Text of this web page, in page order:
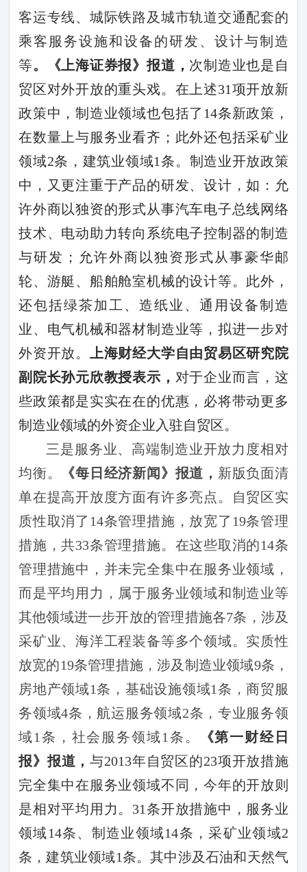
客运专线、城际铁路及城市轨道交通配套的
乘客服务设施和设备的研发、设计与制造
等。《上海证券报》报道， 次制造业也是自
贸区对外开放的重头戏。在上述31项开放新
政策中，制造业领域也包括了 14条新政策，
在数量上与服务业看齐；此外还包括采矿业
领域2条，建筑业领域1条。制造业开放政策
中，又更注重于产品的研发、设计，如：允
许外商以独资的形式从事汽车电子总线网络
技术、电动助力转向系统电子控制器的制造
与研发；允许外商以独资形式从事豪华邮
轮、游艇、船舶舱室机械的设计等。此外，
还包括绿茶加工、造纸业、通用设备制造
业、电气机械和器材制造业等，拟进一步对
外资开放。 上海财经大学自由贸易区研究院
副院长孙元欣教授表示， 对于企业而言，这
些政策都是实实在在的优惠，必将带动更多
制造业领域的外资企业入驻自贸区。
三是服务业、高端制造业开放力度相对
均衡。
《每日经济新闻》报道， 新版负面清
单在提高开放度方面有许多亮点。自贸区实
质性取消了 14条管理措施，放宽了 19条管理
措施，共33条管理措施。在这些取消的14条
管理措施中，并未完全集中在服务业领域，
而是平均用力，属于服务业领域和制造业等
其他领域进一步开放的管理措施各7条，涉及
采矿业、海洋工程装备等多个领域。实质性
放宽的19条管理措施，涉及制造业领域9条，
房地产领域1条，基础设施领域1 条，商贸服
务领域4条，航运服务领域2条，专业服务领
域1 条，社会服务领域1 条。
《第一财经日
报》报道，与2013年自贸区的23项开放措施
完全集中在服务业领域不同，今年的开放则
是相对平均用力。 31条开放措施中，服务业
领域14条、制造业领域14条，采矿业领域2
条，建筑业领域1条。其中涉及石油和天然气